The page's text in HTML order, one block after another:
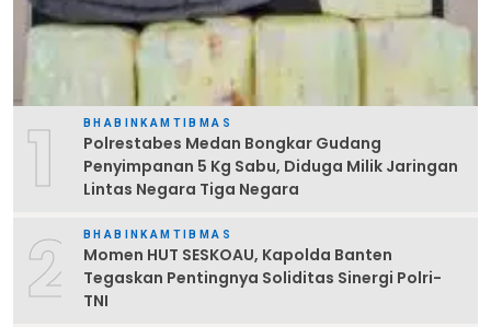
1 BHABINKAMTIBMAS
Polrestabes Medan Bongkar Gudang
Penyimpanan 5 Kg Sabu, Diduga Milik Jaringan
Lintas Negara Tiga Negara
2 BHABINKAMTIBMAS
Momen HUT SESKOAU, Kapolda Banten
Tegaskan Pentingnya Soliditas Sinergi Polri-
TNI